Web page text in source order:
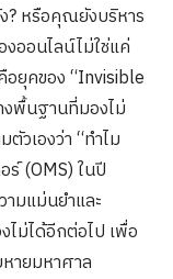
หรือคุณยังบริหาร
ออนไลน์ไม่ใช่แค่
ยุคของ “Invisible
งพื้นฐานที่มองไม่
วเองว่า “ทำไม
ร์ (OMS) ในปี
มแม่นยำและ
ไม่ได้อีกต่อไป เพื่อ
ายมหาศาล